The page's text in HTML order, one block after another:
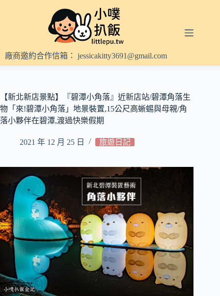
內
容
廠商邀約合作信箱： jessicakitty3691@gmail.com
【新北新店景點】『碧潭小角落』近新店站/碧潭角落生
物「來!碧潭小角落」地景裝置,15公尺高蜥蜴與母親/角
落小夥伴在碧潭,渡過快樂假期
2021 年 12 月 25 日 旅遊日記